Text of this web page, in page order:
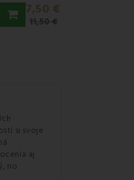
7,50 €
11,50 €
si svoje
aj
no